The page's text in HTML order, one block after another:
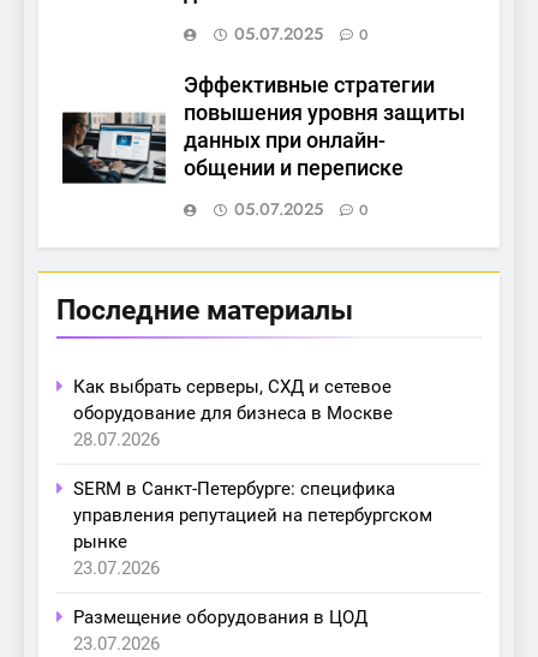
05.07.2025
0
Эффективные стратегии
повышения уровня защиты
данных при онлайн-
общении и переписке
05.07.2025
0
Последние материалы
Как выбрать серверы, СХД и сетевое
оборудование для бизнеса в Москве
28.07.2026
SERM в Санкт-Петербурге: специфика
управления репутацией на петербургском
рынке
23.07.2026
Размещение оборудования в ЦОД
23.07.2026